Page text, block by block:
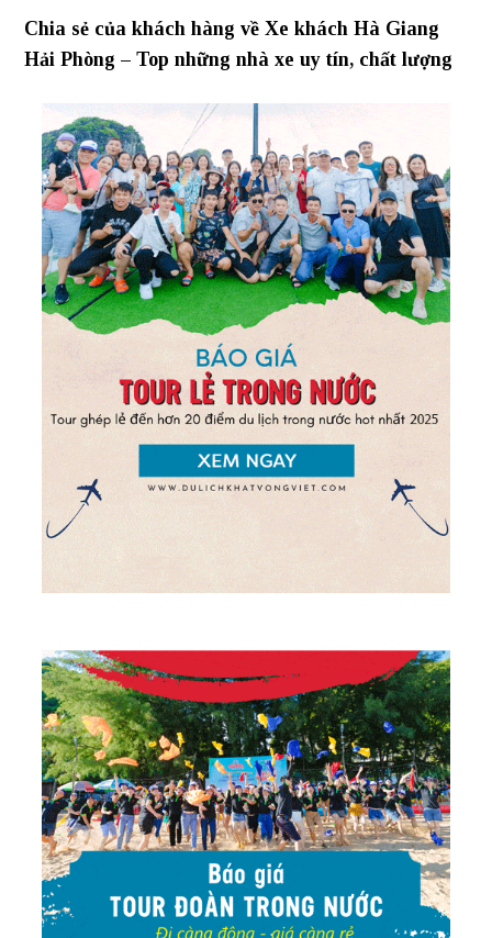
Chia sẻ của khách hàng về Xe khách Hà Giang
Hải Phòng – Top những nhà xe uy tín, chất lượng